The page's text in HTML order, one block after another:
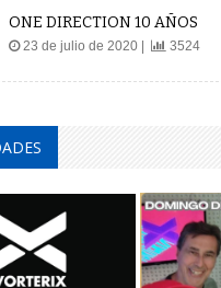
ONE DIRECTION 10 AÑOS
23 de julio de 2020 | 3524